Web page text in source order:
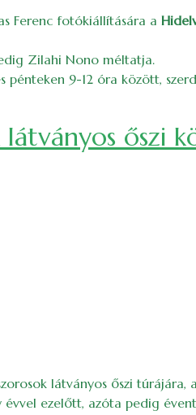
Ferenc fotókiállítására a
Zilahi Nono méltatja.
9-12 óra között,
látványos őszi
látványos őszi
ezelőtt, azóta pedig